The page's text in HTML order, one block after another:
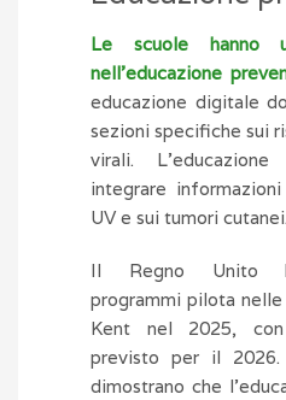
Le scuole hanno
nell’educazione
educazione digitale
sezioni specifiche sui
virali.
integrare
UV e sui tumori cutanei.
Il Regno Unito
programmi pilota
Kent nel 2025,
previsto per il 2026.
dimostrano che